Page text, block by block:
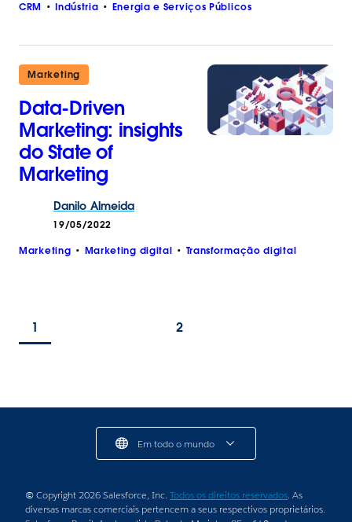
CRM Indústria Energia e Serviços Públicos
Marketing
Data-Driven
Marketing: insights
do State of
Marketing
Danilo Almeida
19/05/2022
Marketing Marketing digital Transformação digital
1 2
Em todo o mundo
© Copyright 2026 Salesforce, Inc. Todos os direitos reservados. As
diversas marcas comerciais pertencem a seus respectivos proprietários.